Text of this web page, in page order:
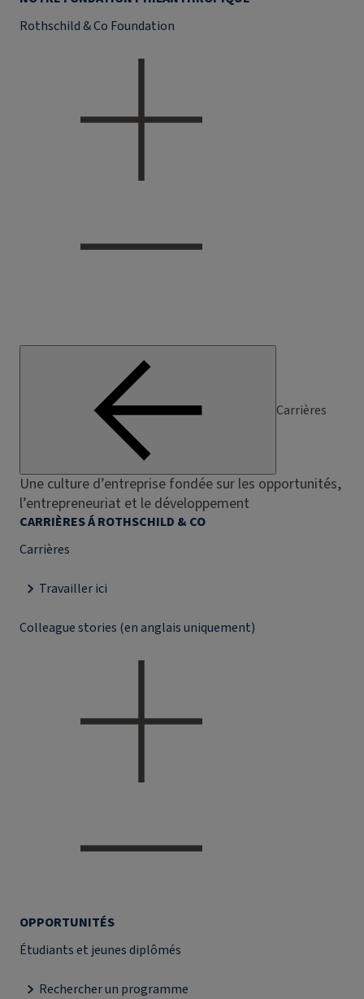
Rothschild & Co Foundation
Carrières
Une culture d’entreprise fondée sur les opportunités,
l’entrepreneuriat et le développement
CARRIÈRES Á ROTHSCHILD & CO
Carrières
Travailler ici
Colleague stories (en anglais uniquement)
OPPORTUNITÉS
Étudiants et jeunes diplômés
Rechercher un programme